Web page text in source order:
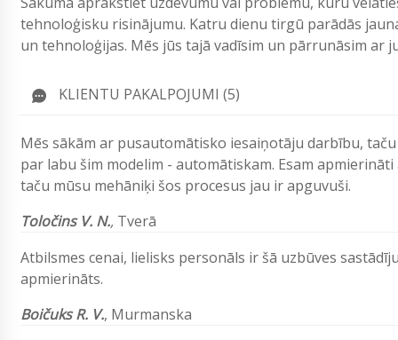
tehnoloģisku risinājumu. Katru dienu tirgū parādās
un tehnoloģijas. Mēs jūs tajā vadīsim un pārrunāsim ar
KLIENTU PAKALPOJUMI (5)
Mēs sākām ar pusautomātisko iesaiņotāju darbību,
par labu šim modelim - automātiskam. Esam
taču mūsu mehāniķi šos procesus jau ir apguvuši.
Toločins V. N., Tverā
Atbilsmes cenai, lielisks personāls ir šā uzbūves
apmierināts.
Boičuks R. V., Murmanska